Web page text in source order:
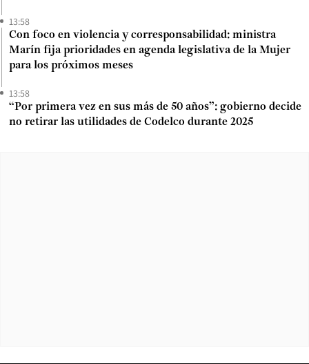
13:58
Con foco en violencia y corresponsabilidad: ministra
Marín fija prioridades en agenda legislativa de la Mujer
para los próximos meses
13:58
“Por primera vez en sus más de 50 años”: gobierno decide
no retirar las utilidades de Codelco durante 2025